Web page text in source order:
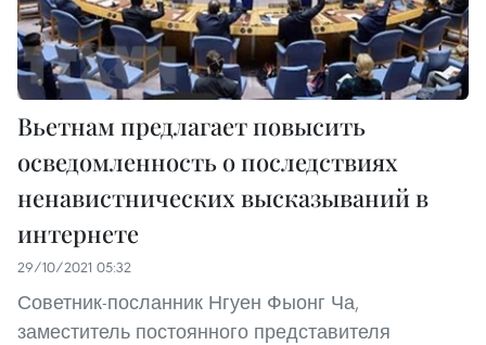
Вьетнам предлагает повысить
осведомленность о последствиях
ненавистнических высказываний в
интернете
29/10/2021 05:32
Советник-посланник Нгуен Фыонг Ча,
заместитель постоянного представителя